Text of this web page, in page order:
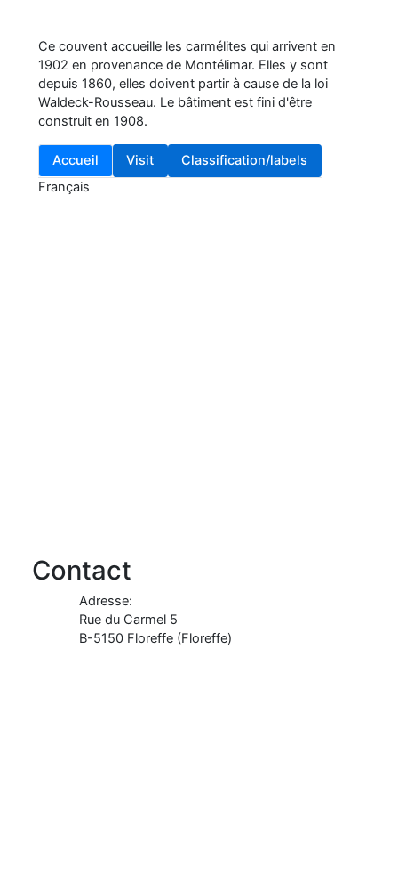
Contact
Adresse:
Rue du Carmel 5
B-5150 Floreffe(Floreffe)
Ce couvent accueille les carmélites qui arrivent en
1902 en provenance de Montélimar. Elles y sont
depuis 1860, elles doivent partir à cause de la loi
Waldeck-Rousseau. Le bâtiment est fini d'être
construit en 1908.
Accueil Visit
Classification/labels
Français